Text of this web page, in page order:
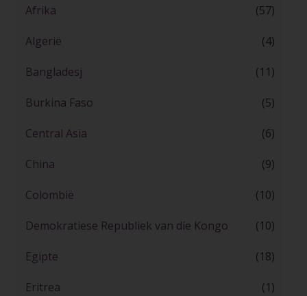
Afrika (57)
Algerië (4)
Bangladesj (11)
Burkina Faso (5)
Central Asia (6)
China (9)
Colombië (10)
Demokratiese Republiek van die Kongo (10)
Egipte (18)
Eritrea (1)